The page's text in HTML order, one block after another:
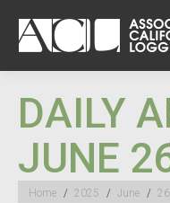
DAILY
JUNE
You are here:
Home 2025 June 26